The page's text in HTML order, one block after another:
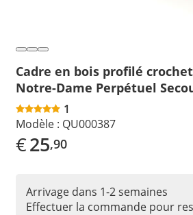
Cadre en bois profilé
Notre-Dame Perpétuel
1
Modèle : QU000387
€25,90
Arrivage dans 1-2 semaines
Effectuer la commande pour